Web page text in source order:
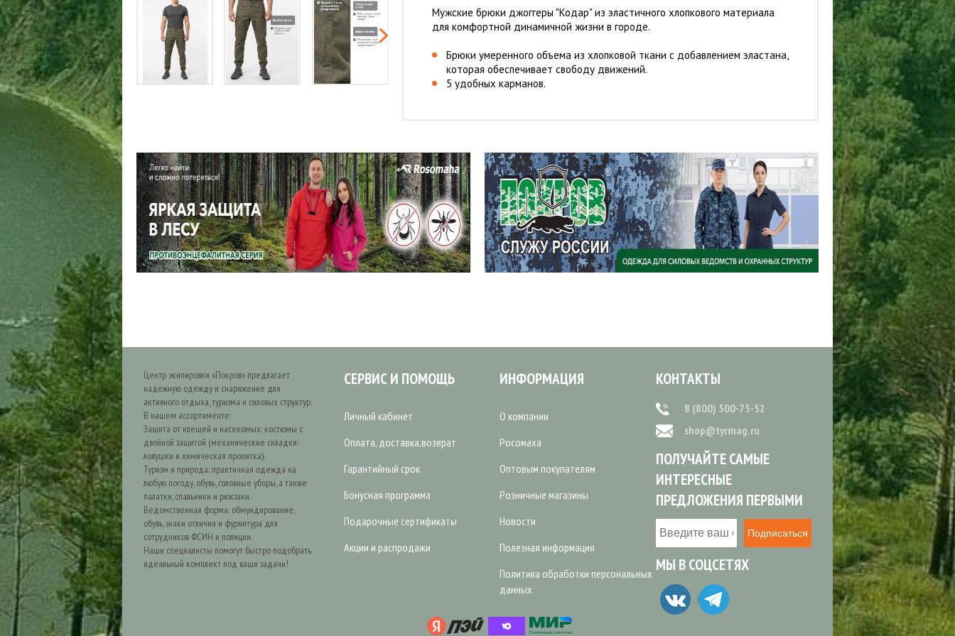
Мужские брюки джоггеры "Кодар" из эластичного хлопкового материала
для комфортной динамичной жизни в городе.
Брюки умеренного объема из хлопковой ткани с добавлением эластана,
которая обеспечивает свободу движений.
5 удобных карманов.
Центр экипировки «Покров» предлагает
надежную одежду и снаряжение для
активного отдыха, туризма и силовых структур.
В нашем ассортименте:
Защита от клещей и насекомых: костюмы с
двойной защитой (механические складки-
ловушки и химическая пропитка).
Туризм и природа: практичная одежда на
любую погоду, обувь, головные уборы, а также
палатки, спальники и рюкзаки.
Ведомственная форма: обмундирование,
обувь, знаки отличия и фурнитура для
сотрудников ФСИН и полиции.
Наши специалисты помогут быстро подобрать
идеальный комплект под ваши задачи!
СЕРВИС И ПОМОЩЬ
Личный кабинет
Оплата, доставка,возврат
Гарантийный срок
Бонусная программа
Подарочные сертификаты
Акции и распродажи
ИНФОРМАЦИЯ
О компании
Росомаха
Оптовым покупателям
Розничные магазины
Новости
Полезная информация
Политика обработки персональных
данных
КОНТАКТЫ
8 (800) 500-75-52
shop@tyrmag.ru
ПОЛУЧАЙТЕ САМЫЕ
ИНТЕРЕСНЫЕ
ПРЕДЛОЖЕНИЯ ПЕРВЫМИ
Подписаться
МЫ В СОЦСЕТЯХ